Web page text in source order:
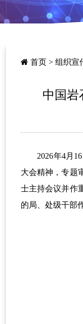
首页 > 组织宣
中国岩
2026年4月16
大会精神，专题
士主持会议并作
的局、处级干部